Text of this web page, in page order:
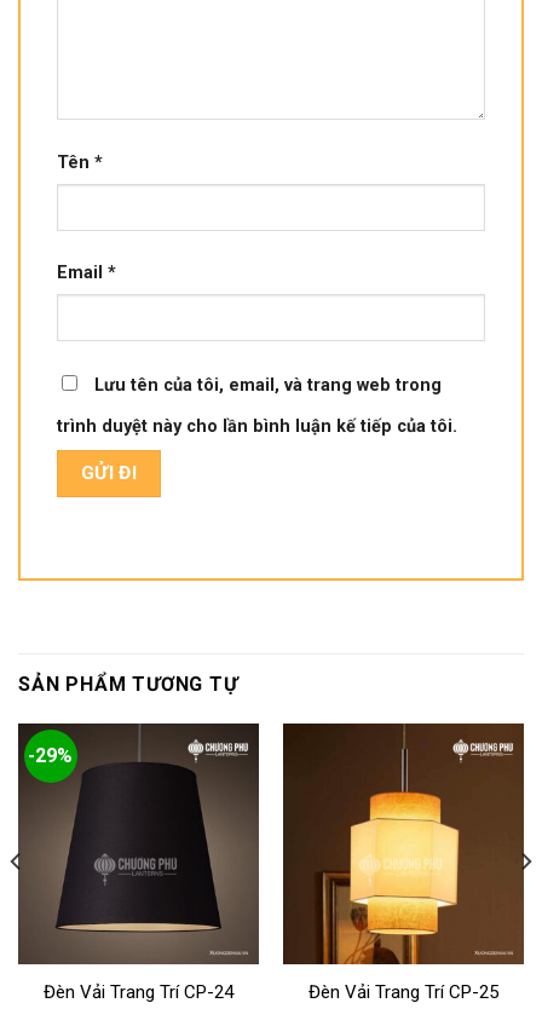
Tên *
Email *
Lưu tên của tôi, email, và trang web trong
trình duyệt này cho lần bình luận kế tiếp của tôi.
SẢN PHẨM TƯƠNG TỰ
-29%
Đèn Vải Trang Trí CP-24 Đèn Vải Trang Trí CP-25